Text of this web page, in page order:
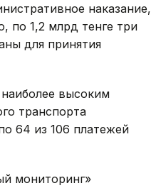
наказание,
по 1,2 млрд тенге три
для принятия
высоким
транспорта
64 из 106 платежей
мониторинг»